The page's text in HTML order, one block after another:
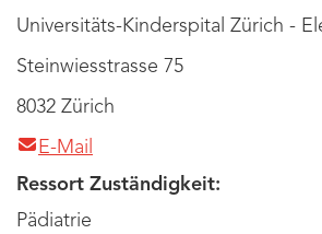
Universitäts-Kinderspital Zürich -
Steinwiesstrasse 75
8032 Zürich
E-Mail
Ressort Zuständigkeit:
Pädiatrie